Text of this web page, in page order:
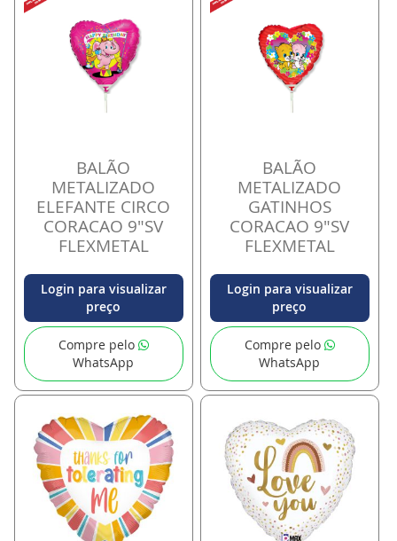
BALÃO
METALIZADO
ELEFANTE CIRCO
CORACAO 9"SV
FLEXMETAL
Login para visualizar
preço
Compre pelo
WhatsApp
BALÃO
METALIZADO
GATINHOS
CORACAO 9"SV
FLEXMETAL
Login para visualizar
preço
Compre pelo
WhatsApp